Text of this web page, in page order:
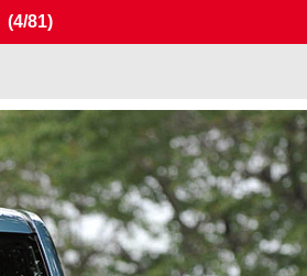
(4/81)